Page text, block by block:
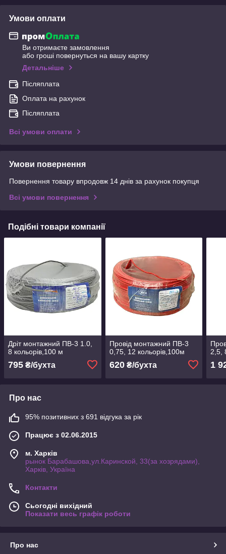
Умови оплати
Ви отримаєте замовлення
або гроші повернуться на вашу картку
Детальніше
Післяплата
Оплата на рахунок
Післяплата
Всі умови оплати
Умови повернення
Повернення товару впродовж 14 днів за рахунок покупця
Всі умови повернення
Подібні товари компанії
Дріт монтажний ПВ-3 1.0,
8 кольорів,100 м
795 ₴/бухта
Провід монтажний ПВ-3
0,75, 12 кольорів,100м
620₴/бухта
2,5,
1
Про нас
95% позитивних з 691 відгука за рік
Працює з 02.06.2015
м. Харків
рынок Барабашова,ул.Каринской, 33(за хозрядами),
Харків, Україна
Контакти
Сьогодні вихідний
Показати весь графік роботи
Про нас